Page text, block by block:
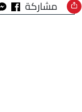
مشاركة